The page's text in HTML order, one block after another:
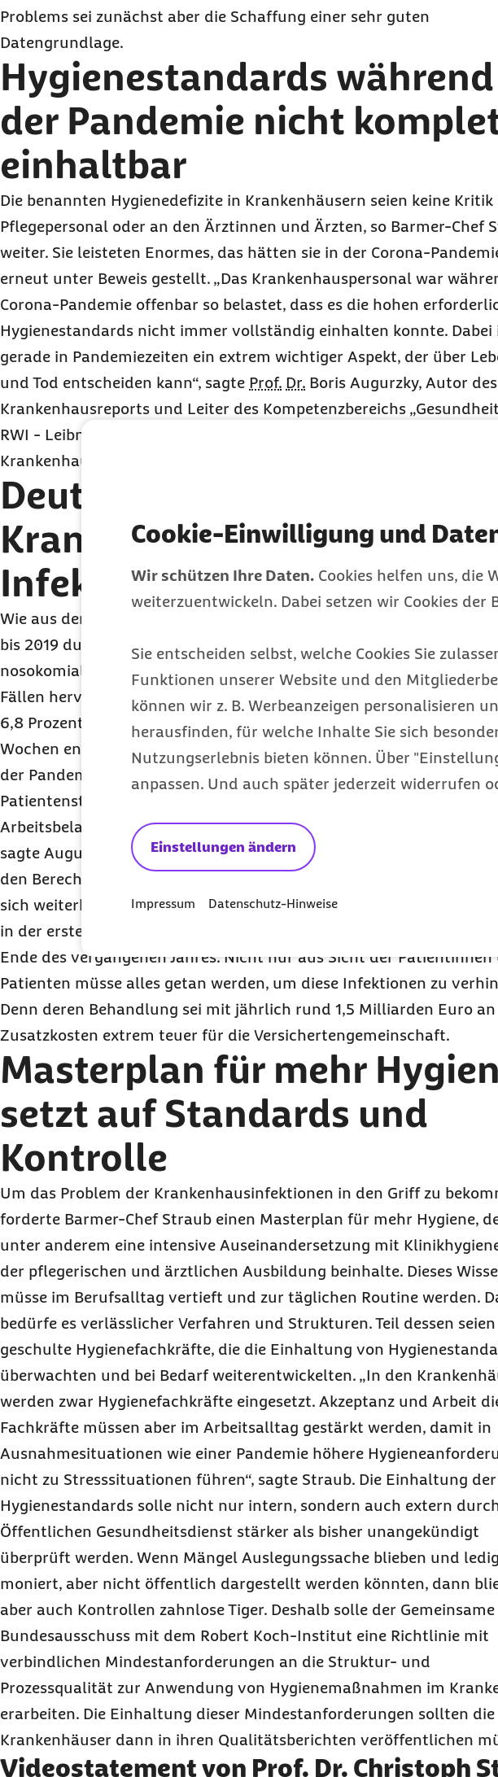
Cookie-Einwilligung und
Wir schützen Ihre Daten. Cookies helfen uns, die
weiterzuentwickeln. Dabei setzen wir Cookies der
Sie entscheiden selbst, welche Cookies Sie
Funktionen unserer Website und den
können wir z. B. Werbeanzeigen personalisieren
herausfinden, für welche Inhalte Sie sich
Nutzungserlebnis bieten können. Über
anpassen. Und auch später jederzeit widerrufen
Einstellungen ändern
Impressum Datenschutz-Hinweise
Problems sei zunächst aber die Schaffung einer sehr guten
Datengrundlage.
Hygienestandards während
der Pandemie nicht
einhaltbar
Die benannten Hygienedefizite in Krankenhäusern seien keine Kritik
Pflegepersonal oder an den Ärztinnen und Ärzten, so Barmer-Chef
weiter. Sie leisteten Enormes, das hätten sie in der Corona-
erneut unter Beweis gestellt. „Das Krankenhauspersonal war
Corona-Pandemie offenbar so belastet, dass es die hohen
Hygienestandards nicht immer vollständig einhalten konnte. Dabei
gerade in Pandemiezeiten ein extrem wichtiger Aspekt, der über
und Tod entscheiden kann“, sagte Prof. Dr. Boris Augurzky, Autor des
Krankenhausreports und Leiter des Kompetenzbereichs
RWI - Leibniz-Institut für Wirtschaftsforschung in Essen mit Blick
Krankenhausreport.
Deutlicher Anstieg der im
Krankenhaus erworbenen
Infektionen
Wie aus dem Barmer-Report weiter hervorgeht, kam es in den Jahren
bis 2019 durchschnittlich in rund 5,6 Prozent der Fälle zu einer
nosokomialen Infektion. Dies geht aus einer Stichprobe von fünf
Fällen hervor. Unmittelbar zu Beginn der Pandemie stieg dieser
6,8 Prozent an, was einem Zuwachs von über 20 Prozent binnen
Wochen entspricht. „Dass die Zahl der Krankenhausinfektionen
der Pandemie gestiegen ist, kann neben der veränderten
Patientenstruktur und vulnerablen Fällen auch auf die erhöhte
Arbeitsbelastung in Kliniken und Personalausfälle zurückgeführt
sagte Augurzky. Denn auch wenn man die veränderte
den Berechnungen gesondert durch Adjustierung berücksichtige,
sich weiterhin ein Anstieg des Infektionsgeschehens um fast zehn
in der ersten Pandemiewelle und um 17,5 Prozent in der zweiten
Ende des vergangenen Jahres. Nicht nur aus Sicht der Patientinnen
Patienten müsse alles getan werden, um diese Infektionen zu
Denn deren Behandlung sei mit jährlich rund 1,5 Milliarden Euro an
Zusatzkosten extrem teuer für die Versichertengemeinschaft.
Masterplan für mehr
setzt auf Standards und
Kontrolle
Um das Problem der Krankenhausinfektionen in den Griff zu
forderte Barmer-Chef Straub einen Masterplan für mehr Hygiene,
unter anderem eine intensive Auseinandersetzung mit
der pflegerischen und ärztlichen Ausbildung beinhalte. Dieses
müsse im Berufsalltag vertieft und zur täglichen Routine werden.
bedürfe es verlässlicher Verfahren und Strukturen. Teil dessen seien
geschulte Hygienefachkräfte, die die Einhaltung von
überwachten und bei Bedarf weiterentwickelten. „In den
werden zwar Hygienefachkräfte eingesetzt. Akzeptanz und Arbeit
Fachkräfte müssen aber im Arbeitsalltag gestärkt werden, damit in
Ausnahmesituationen wie einer Pandemie höhere
nicht zu Stresssituationen führen“, sagte Straub. Die Einhaltung der
Hygienestandards solle nicht nur intern, sondern auch extern
Öffentlichen Gesundheitsdienst stärker als bisher unangekündigt
überprüft werden. Wenn Mängel Auslegungssache blieben und
moniert, aber nicht öffentlich dargestellt werden könnten, dann
aber auch Kontrollen zahnlose Tiger. Deshalb solle der Gemeinsame
Bundesausschuss mit dem Robert Koch-Institut eine Richtlinie mit
verbindlichen Mindestanforderungen an die Struktur- und
Prozessqualität zur Anwendung von Hygienemaßnahmen im
erarbeiten. Die Einhaltung dieser Mindestanforderungen sollten die
Krankenhäuser dann in ihren Qualitätsberichten veröffentlichen
Videostatement von Prof. Dr. Christoph